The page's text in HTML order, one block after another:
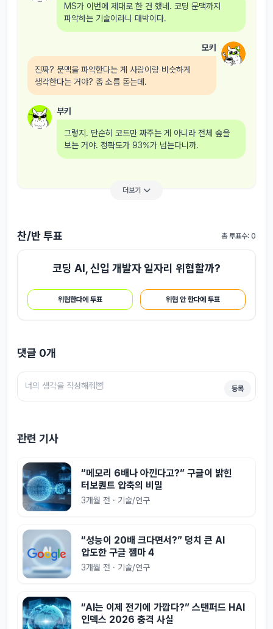
MS가 이번에 제대로 한 건 했네. 코딩 문맥까지
파악하는 기술이라니 대박이다.
모키
진짜? 문맥을 파악한다는 게 사람이랑 비슷하게
생각한다는 거야? 좀 소름 돋는데.
부키
그렇지. 단순히 코드만 짜주는 게 아니라 전체 숲을
보는 거야. 정확도가 93%가 넘는다니까.
더보기
찬/반 투표 총 투표수: 0
코딩 AI, 신입 개발자 일자리 위협할까?
위협한다에 투표 위협 안 한다에 투표
댓글 0개
등록
관련 기사
“메모리 6배나 아낀다고?” 구글이 밝힌
터보퀀트 압축의 비밀
3개월 전 · 기술/연구
“성능이 20배 크다면서?” 덩치 큰 AI
압도한 구글 젬마 4
3개월 전 · 기술/연구
“AI는 이제 전기에 가깝다?” 스탠퍼드 HAI
인덱스 2026 충격 사실